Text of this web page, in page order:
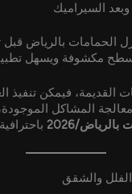
السيراميك
الحمامات بالرياض قبل
مكشوفة ويسهل
القديمة، فيمكن تنفيذ
المشاكل
2026
والشقق